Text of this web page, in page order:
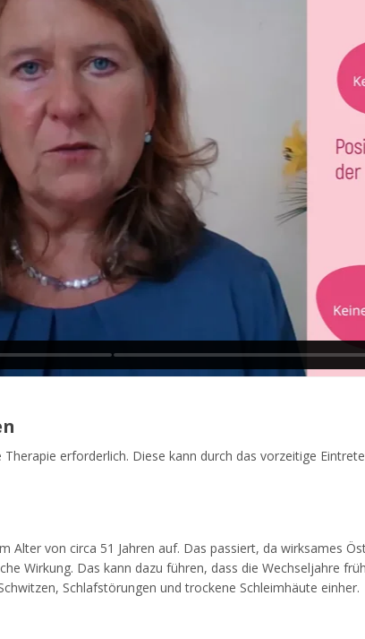
erforderlich. Diese kann durch das vorzeitige
Alter von circa 51 Jahren auf. Das passiert, da wirksames
Wirkung. Das kann dazu führen, dass die Wechseljahre
Schlafstörungen und trockene Schleimhäute einher.